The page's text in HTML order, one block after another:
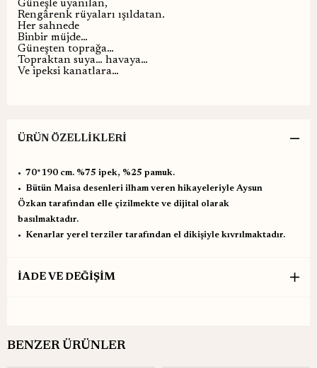
Güneşle uyanılan,
Rengârenk rüyaları ışıldatan.
Her sahnede
Binbir müjde…
Güneşten toprağa…
Topraktan suya… havaya…
Ve ipeksi kanatlara…
ÜRÜN ÖZELLIKLERI
•⁠ ⁠70*190 cm. %75 ipek, %25 pamuk.
•⁠ ⁠Bütün Maisa desenleri ilham veren hikayeleriyle Aysun
Özkan tarafından elle çizilmekte ve dijital olarak
basılmaktadır.
•⁠ ⁠Kenarlar yerel terziler tarafından el dikişiyle kıvrılmaktadır.
İADE VE DEĞİŞİM
BENZER ÜRÜNLER